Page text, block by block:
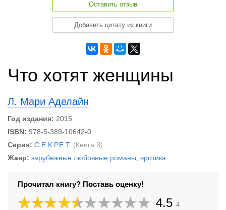
Оставить отзыв
Добавить цитату из книги
Что хотят женщины
Л. Мари Аделайн
Год издания: 2015
ISBN: 978-5-389-10642-0
Серия: С.Е.К.Р.Е.Т. (Книга 3)
Жанр: зарубежные любовные романы эротика
Прочитал книгу? Поставь оценку!
4.5 4